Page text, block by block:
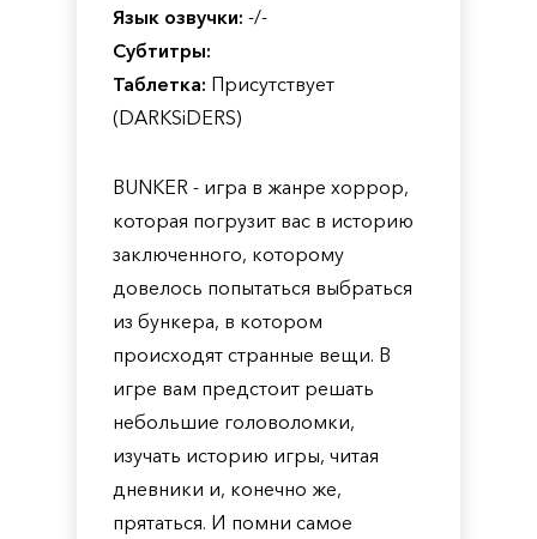
Язык озвучки: -/-
Субтитры:
Таблетка: Присутствует
(DARKSiDERS)
BUNKER - игра в жанре хоррор,
которая погрузит вас в историю
заключенного, которому
довелось попытаться выбраться
из бункера, в котором
происходят странные вещи. В
игре вам предстоит решать
небольшие головоломки,
изучать историю игры, читая
дневники и, конечно же,
прятаться. И помни самое